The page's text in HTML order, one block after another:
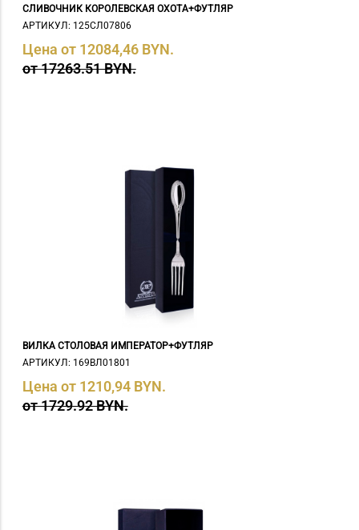
СЛИВОЧНИК КОРОЛЕВСКАЯ ОХОТА+ФУТЛЯР
АРТИКУЛ: 125СЛ07806
Цена от 12084,46 BYN.
от 17263.51 BYN.
ВИЛКА СТОЛОВАЯ ИМПЕРАТОР+ФУТЛЯР
АРТИКУЛ: 169ВЛ01801
Цена от 1210,94 BYN.
от 1729.92 BYN.